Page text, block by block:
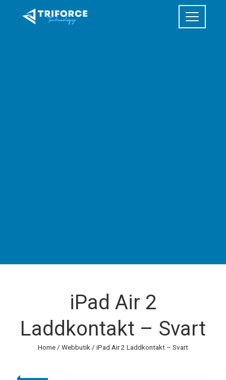
iPad Air 2
Laddkontakt – Svart
Home / Webbutik / iPad Air 2 Laddkontakt – Svart